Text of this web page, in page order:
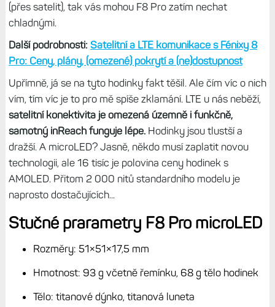
(přes satelit), tak vás mohou F8 Pro zatím nechat
chladnými.
Další podrobnosti: Satelitní a LTE komunikace s Fénixy 8
Pro: Ceny, plány, (omezené) pokrytí a (ne)dostupnost
Upřímně, já se na tyto hodinky fakt těšil. Ale čím víc o nich
vím, tím víc je to pro mě spíše zklamání. LTE u nás neběží,
satelitní konektivita je omezená územně i funkčně,
samotný inReach funguje lépe.Hodinky jsou tlustší a
dražší. A microLED? Jasně, někdo musí zaplatit novou
technologii, ale 16 tisíc je polovina ceny hodinek s
AMOLED. Přitom 2 000 nitů standardního modelu je
naprosto dostačujících...
Stučné prarametry F8 Pro microLED
Rozměry: 51×51×17,5 mm
Hmotnost: 93 g včetně řemínku, 68 g tělo hodinek
Tělo: titanové dýnko, titanová luneta